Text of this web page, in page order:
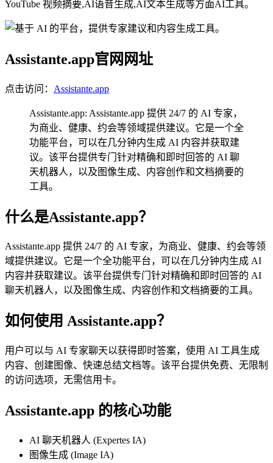
YouTube 视频摘要,AI语音生成,AI文本生成等方面AI工具。
Assistante.app官网网址
点击访问： Assistante.app
Assistante.app: Assistante.app 提供 24/7 的 AI 专家，
为商业、健康、约会等领域提供建议。它是一个全
功能平台，可以在几分钟内生成 AI 内容并获取建
议。该平台提供专门针对精确和即时回答的 AI 聊
天机器人，以及图像生成、内容创作和文档摘要的
工具。
什么是Assistante.app？
Assistante.app 提供 24/7 的 AI 专家，为商业、健康、约会等领
域提供建议。它是一个全功能平台，可以在几分钟内生成 AI
内容并获取建议。该平台提供专门针对精确和即时回答的 AI
聊天机器人，以及图像生成、内容创作和文档摘要的工具。
如何使用 Assistante.app？
用户可以与 AI 专家聊天以获得即时答案，使用 AI 工具生成
内容、创建图像、快速总结文档等。该平台提供免费、无限制
的访问选项，无需信用卡。
Assistante.app 的核心功能
AI 聊天机器人 (Expertes IA)
图像生成 (Image IA)